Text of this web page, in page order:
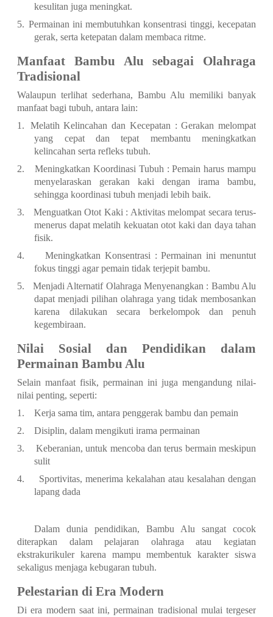
kesulitan juga meningkat.
5. Permainan ini membutuhkan konsentrasi tinggi, kecepatan
gerak, serta ketepatan dalam membaca ritme.
Manfaat Bambu Alu sebagai Olahraga
Tradisional
Walaupun terlihat sederhana, Bambu Alu memiliki banyak
manfaat bagi tubuh, antara lain:
1.
Melatih Kelincahan dan Kecepatan : Gerakan melompat
yang cepat dan tepat membantu meningkatkan
kelincahan serta refleks tubuh.
2.
Meningkatkan Koordinasi Tubuh : Pemain harus mampu
menyelaraskan gerakan kaki dengan irama bambu,
sehingga koordinasi tubuh menjadi lebih baik.
3.
Menguatkan Otot Kaki : Aktivitas melompat secara terus-
menerus dapat melatih kekuatan otot kaki dan daya tahan
fisik.
4.
Meningkatkan Konsentrasi : Permainan ini menuntut
fokus tinggi agar pemain tidak terjepit bambu.
5.
Menjadi Alternatif Olahraga Menyenangkan : Bambu Alu
dapat menjadi pilihan olahraga yang tidak membosankan
karena dilakukan secara berkelompok dan penuh
kegembiraan.
Nilai Sosial dan Pendidikan dalam
Permainan Bambu Alu
Selain manfaat fisik, permainan ini juga mengandung nilai-
nilai penting, seperti:
1.
Kerja sama tim, antara penggerak bambu dan pemain
2.
Disiplin, dalam mengikuti irama permainan
3.
Keberanian, untuk mencoba dan terus bermain meskipun
sulit
4.
Sportivitas, menerima kekalahan atau kesalahan dengan
lapang dada
Dalam dunia pendidikan, Bambu Alu sangat cocok
diterapkan dalam pelajaran olahraga atau kegiatan
ekstrakurikuler karena mampu membentuk karakter siswa
sekaligus menjaga kebugaran tubuh.
Pelestarian di Era Modern
Di era modern saat ini, permainan tradisional mulai tergeser